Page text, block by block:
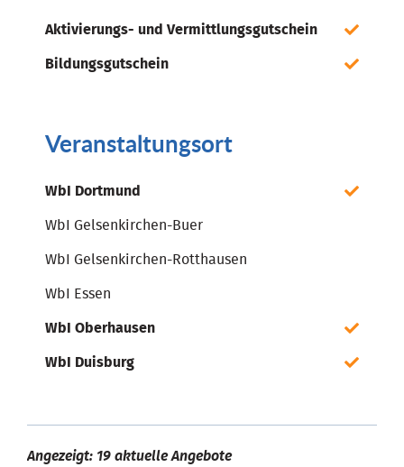
Aktivierungs- und Vermittlungsgutschein
Bildungsgutschein
Veranstaltungsort
WbI Dortmund
WbI Gelsenkirchen-Buer
WbI Gelsenkirchen-Rotthausen
WbI Essen
WbI Oberhausen
WbI Duisburg
Angezeigt: 19 aktuelle Angebote